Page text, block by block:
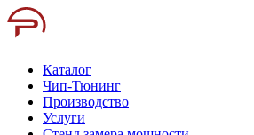
Каталог
Чип-Тюнинг
Производство
Услуги